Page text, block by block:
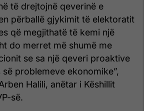
të drejtojnë qeverinë e
përballë gjykimit të elektoratit
që megjithatë të kemi një
do merret më shumë me
se sa një qeveri proaktive
problemeve ekonomike”,
Halili, anëtar i Këshillit
së.